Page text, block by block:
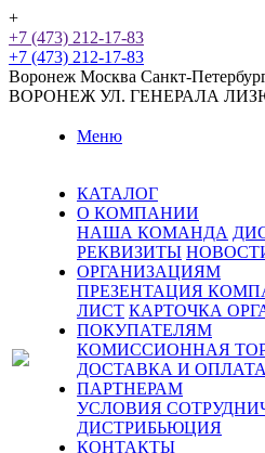
+
+7 (473) 212-17-83
+7 (473) 212-17-83
Воронеж Москва Санкт-
ВОРОНЕЖ УЛ. ГЕНЕРАЛА
Меню
КАТАЛОГ
О КОМПАНИИ
НАША КОМАНДА
РЕКВИЗИТЫ
ОРГАНИЗАЦИЯМ
ПРЕЗЕНТАЦИЯ
ЛИСТ КАРТОЧКА
ПОКУПАТЕЛЯМ
КОМИССИОННАЯ
ДОСТАВКА И ОПЛАТА
ПАРТНЕРАМ
УСЛОВИЯ
ДИСТРИБЬЮЦИЯ
КОНТАКТЫ